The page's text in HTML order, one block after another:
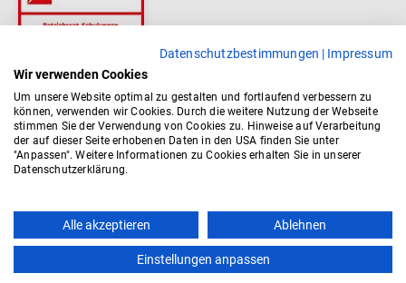
Datenschutzbestimmungen | Impressum
Wir verwenden Cookies
Um unsere Website optimal zu gestalten und fortlaufend verbessern zu
können, verwenden wir Cookies. Durch die weitere Nutzung der Webseite
stimmen Sie der Verwendung von Cookies zu. Hinweise auf Verarbeitung
der auf dieser Seite erhobenen Daten in den USA finden Sie unter
"Anpassen". Weitere Informationen zu Cookies erhalten Sie in unserer
Datenschutzerklärung.
Alle akzeptieren Ablehnen
Einstellungen anpassen
Kontakt AGB Impressum Datenschutz